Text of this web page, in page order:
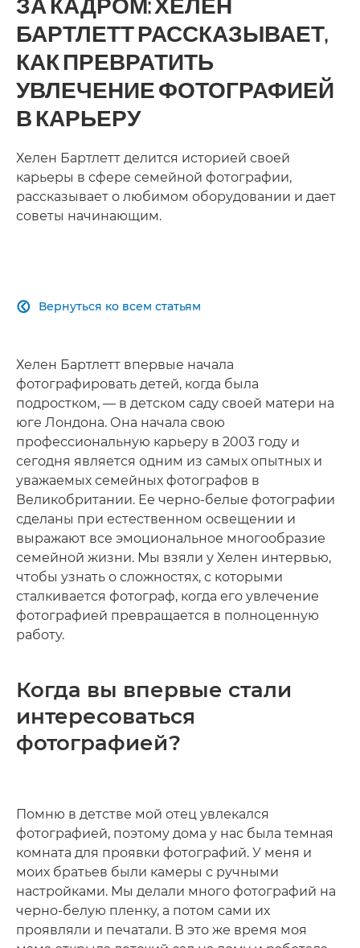
ЗА КАДРОМ: ХЕЛЕН
БАРТЛЕТТ РАССКАЗЫВАЕТ,
КАК ПРЕВРАТИТЬ
УВЛЕЧЕНИЕ ФОТОГРАФИЕЙ
В КАРЬЕРУ
Хелен Бартлетт делится историей своей
карьеры в сфере семейной фотографии,
рассказывает о любимом оборудовании и дает
советы начинающим.
Вернуться ко всем статьям

Хелен Бартлетт впервые начала
фотографировать детей, когда была
подростком, — в детском саду своей матери на
юге Лондона. Она начала свою
профессиональную карьеру в 2003 году и
сегодня является одним из самых опытных и
уважаемых семейных фотографов в
Великобритании. Ее черно-белые фотографии
сделаны при естественном освещении и
выражают все эмоциональное многообразие
семейной жизни. Мы взяли у Хелен интервью,
чтобы узнать о сложностях, с которыми
сталкивается фотограф, когда его увлечение
фотографией превращается в полноценную
работу.
Когда вы впервые стали
интересоваться
фотографией?
Помню в детстве мой отец увлекался
фотографией, поэтому дома у нас была темная
комната для проявки фотографий. У меня и
моих братьев были камеры с ручными
настройками. Мы делали много фотографий на
черно-белую пленку, а потом сами их
проявляли и печатали. В это же время моя